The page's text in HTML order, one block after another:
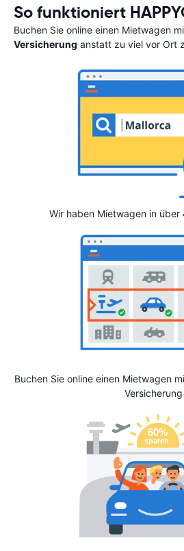
So funktioniert
Buchen Sie online einen Mietwagen
Versicherung anstatt zu viel vor Ort
Wir haben Mietwagen in über
Buchen Sie online einen Mietwagen
Versicherung